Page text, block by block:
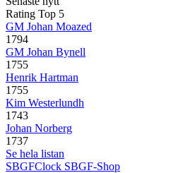
Rating Top 5
GM Johan Moazed
1794
GM Johan Bynell
1755
Henrik Hartman
1755
Kim Westerlundh
1743
Johan Norberg
1737
Se hela listan
SBGFClock SBGF-Shop